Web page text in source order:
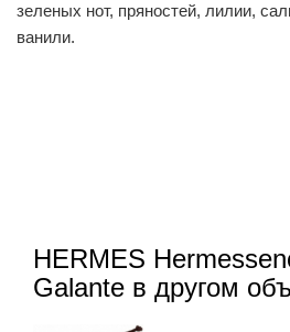
зеленых нот, пряностей, лилии,
ванили.
HERMES
Galante в другом